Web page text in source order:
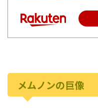
メムノンの巨像